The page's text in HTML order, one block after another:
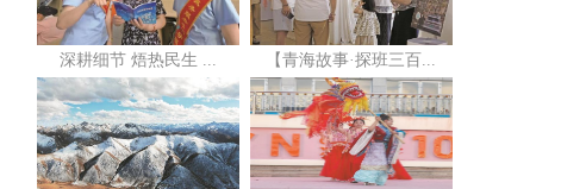
深耕细节 焐热民生 ... 【青海故事·探班三百...